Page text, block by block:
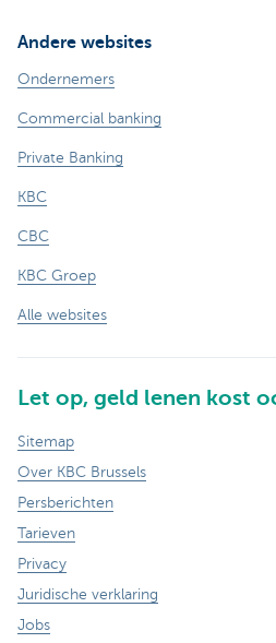
Andere websites
Ondernemers
Commercial banking
Private Banking
KBC
CBC
KBC Groep
Alle websites
Let op, geld lenen kost
Sitemap
Over KBC Brussels
Persberichten
Tarieven
Privacy
Juridische verklaring
Jobs